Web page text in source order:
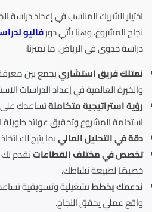
اختيار الشريك المناسب في إعداد
نجاح المشروع، وهنا يأتي دورفاليو
دراسة جدوى في الرياض. ما يميزنا:
نمتلك فريق استشارييجمع بين
والخبرة العالمية في إعداد الدراسات
رؤية استراتيجية متكاملةتساعدك
استدامة المشروع وتحقيق عوائد
دقة في التحليل الماليبما يتيح لك
تخصص في مختلف القطاعاتنقدم
خصيصًا لطبيعة نشاطك.
ندعمك بخططتشغيلية وتسويقية
واقع عملي يحقق النجاح.